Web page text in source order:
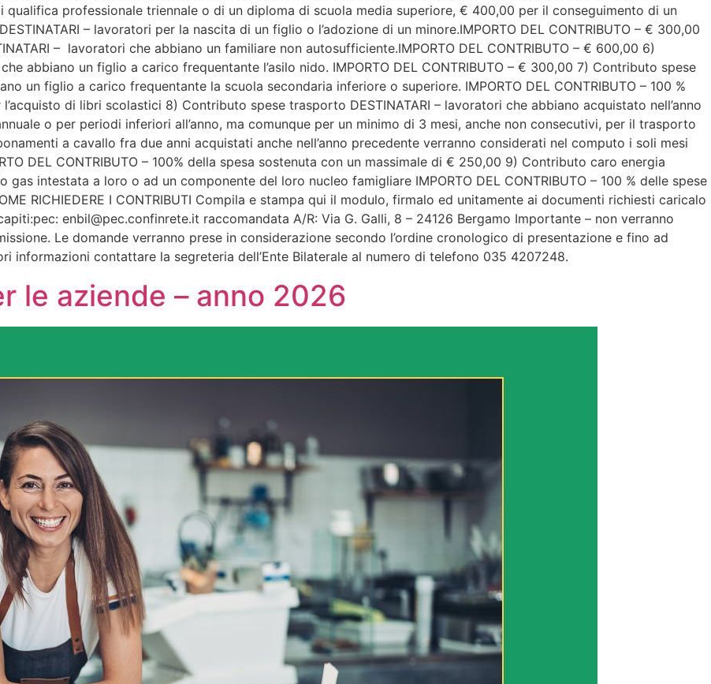
professionale triennale o di un diploma di scuola media superiore, € 400,00 per il conseguimento di un
– lavoratori per la nascita di un figlio o l’adozione di un minore.IMPORTO DEL CONTRIBUTO – € 300,00
– lavoratori che abbiano un familiare non autosufficiente.IMPORTO DEL CONTRIBUTO – € 600,00 6)
abbiano un figlio a carico frequentante l’asilo nido. IMPORTO DEL CONTRIBUTO – € 300,00 7) Contributo spese
un figlio a carico frequentante la scuola secondaria inferiore o superiore. IMPORTO DEL CONTRIBUTO – 100 %
di libri scolastici 8) Contributo spese trasporto DESTINATARI – lavoratori che abbiano acquistato nell’anno
o per periodi inferiori all’anno, ma comunque per un minimo di 3 mesi, anche non consecutivi, per il trasporto
a cavallo fra due anni acquistati anche nell’anno precedente verranno considerati nel computo i soli mesi
DEL CONTRIBUTO – 100% della spesa sostenuta con un massimale di € 250,00 9) Contributo caro energia
gas intestata a loro o ad un componente del loro nucleo famigliare IMPORTO DEL CONTRIBUTO – 100 % delle spese
RICHIEDERE I CONTRIBUTI Compila e stampa qui il modulo, firmalo ed unitamente ai documenti richiesti caricalo
enbil@pec.confinrete.it raccomandata A/R: Via G. Galli, 8 – 24126 Bergamo Importante – non verranno
Le domande verranno prese in considerazione secondo l’ordine cronologico di presentazione e fino ad
informazioni contattare la segreteria dell’Ente Bilaterale al numero di telefono 035 4207248.
le aziende – anno 2026